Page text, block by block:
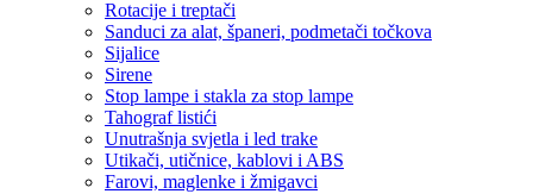
Rotacije i treptači
Sanduci za alat, španeri, podmetači točkova
Sijalice
Sirene
Stop lampe i stakla za stop lampe
Tahograf listići
Unutrašnja svjetla i led trake
Utikači, utičnice, kablovi i ABS
Farovi, maglenke i žmigavci